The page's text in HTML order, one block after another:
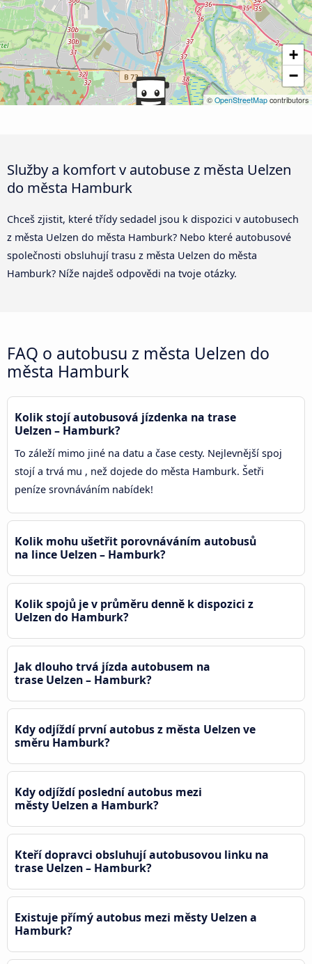
+
−
© OpenStreetMap contributors
Služby a komfort v autobuse z města Uelzen
do města Hamburk
Chceš zjistit, které třídy sedadel jsou k dispozici v autobusech
z města Uelzen do města Hamburk? Nebo které autobusové
společnosti obsluhují trasu z města Uelzen do města
Hamburk? Níže najdeš odpovědi na tvoje otázky.
FAQ o autobusu z města Uelzen do
města Hamburk
Kolik stojí autobusová jízdenka na trase
Uelzen – Hamburk?
To záleží mimo jiné na datu a čase cesty. Nejlevnější spoj
stojí a trvá mu , než dojede do města Hamburk. Šetři
peníze srovnáváním nabídek!
Kolik mohu ušetřit porovnáváním autobusů
na lince Uelzen – Hamburk?
Kolik spojů je v průměru denně k dispozici z
Uelzen do Hamburk?
Jak dlouho trvá jízda autobusem na
trase Uelzen – Hamburk?
Kdy odjíždí první autobus z města Uelzen ve
směru Hamburk?
Kdy odjíždí poslední autobus mezi
městy Uelzen a Hamburk?
Kteří dopravci obsluhují autobusovou linku na
trase Uelzen – Hamburk?
Existuje přímý autobus mezi městy Uelzen a
Hamburk?